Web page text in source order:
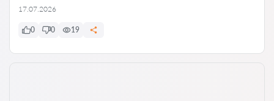
17.07.2026
0 0 19